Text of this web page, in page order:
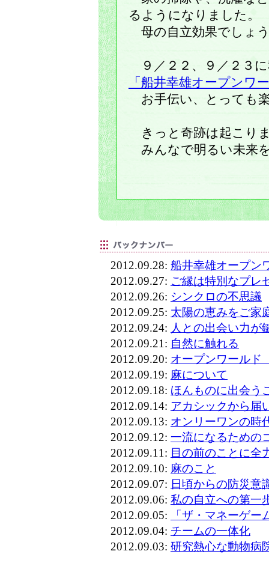
るようになりました。
母の自立効果でしょ
９／２２、９／２３
「船井幸雄オープンワ
お手伝い、とっても
きっと奇跡は起こり
みんなで明るい未来
2012.09.28: 船井幸雄オープン
2012.09.27: ご縁は特別なプレ
2012.09.26: シンクロの不思議
2012.09.25: 太陽の恵みをご家
2012.09.24: 人との出会い力が
2012.09.21: 自然に触れる
2012.09.20: オープンワール
2012.09.19: 麻について
2012.09.18: ほんものに出会う
2012.09.14: アカシックから届
2012.09.13: オンリーワンの時
2012.09.12: 一流になるための
2012.09.11: 目の前のことに全
2012.09.10: 麻のこと
2012.09.07: 日頃からの防災意
2012.09.06: 私の自立への第
2012.09.05:
「ザ・マネーゲ
2012.09.04: チームの一体化
2012.09.03: 研究熱心な動物病